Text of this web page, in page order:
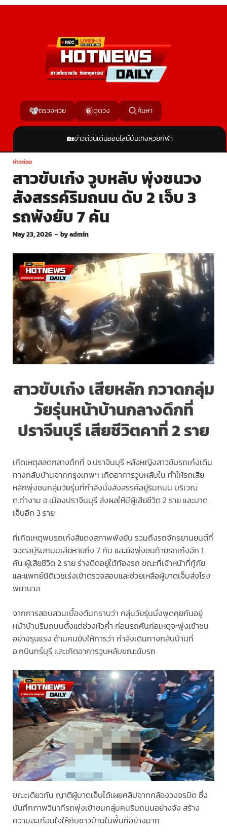
ตรวจหวย ดูดวง ค้นหา
🏡ข่าวด่วนเด่นออนไลน์บันเทิงหวยกีฬา
ข่าวด่วน
สาวขับเก๋ง วูบหลับ พุ่งชนวง
สังสรรค์ริมถนน ดับ 2 เจ็บ 3
รถพังยับ 7 คัน
May 23, 2026 - byadmin
สาวขับเก๋ง เสียหลัก กวาดกลุ่ม
วัยรุ่นหน้าบ้านกลางดึกที่
ปราจีนบุรี เสียชีวิตคาที่ 2 ราย
เกิดเหตุสลดกลางดึกที่ จ.ปราจีนบุรี หลังหญิงสาวขับรถเก๋งเดิน
ทางกลับบ้านจากกรุงเทพฯ เกิดอาการวูบหลับใน ทำให้รถเสีย
หลักพุ่งชนกลุ่มวัยรุ่นที่กำลังนั่งสังสรรค์อยู่ริมถนน บริเวณ
ต.ท่างาม อ.เมืองปราจีนบุรี ส่งผลให้มีผู้เสียชีวิต 2 ราย และบาด
เจ็บอีก 3 ราย
ที่เกิดเหตุพบรถเก๋งสีแดงสภาพพังยับ รวมถึงรถจักรยานยนต์ที่
จอดอยู่ริมถนนเสียหายถึง 7 คัน และยังพุ่งชนท้ายรถเก๋งอีก 1
คัน ผู้เสียชีวิต 2 ราย ร่างติดอยู่ใต้ท้องรถ ขณะที่เจ้าหน้าที่กู้ภัย
และแพทย์นิติเวชเร่งเข้าตรวจสอบและช่วยเหลือผู้บาดเจ็บส่งโรง
พยาบาล
จากการสอบสวนเบื้องต้นทราบว่า กลุ่มวัยรุ่นนั่งพูดคุยกันอยู่
หน้าบ้านริมถนนตั้งแต่ช่วงหัวค่ำ ก่อนรถคันก่อเหตุจะพุ่งเข้าชน
อย่างรุนแรง ด้านคนขับให้การว่า กำลังเดินทางกลับบ้านที่
อ.กบินทร์บุรี และเกิดอาการวูบหลับขณะขับรถ
ขณะเดียวกัน ญาติผู้บาดเจ็บได้เผยคลิปจากกล้องวงจรปิด ซึ่ง
บันทึกภาพวินาทีรถพุ่งเข้าชนกลุ่มคนริมถนนอย่างจัง สร้าง
ความสะเทือนใจให้กับชาวบ้านในพื้นที่อย่างมาก